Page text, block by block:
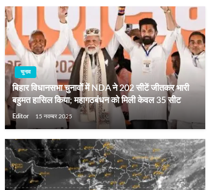
चुनाव
बिहार विधानसभा चुनावों में NDA ने 202 सीटें जीतकर भारी
बहुमत हासिल किया; महागठबंधन को मिली केवल 35 सीट
Editor 15 नवम्बर 2025